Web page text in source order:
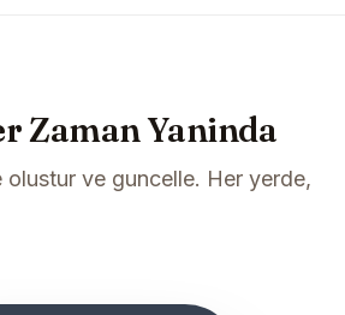
Zaman Yaninda
olustur ve guncelle. Her yerde,